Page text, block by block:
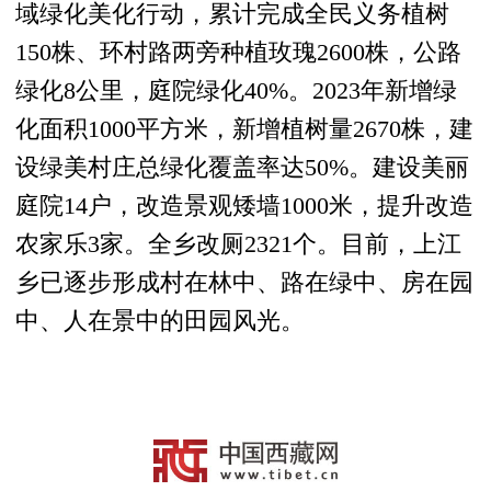
域绿化美化行动，累计完成全民义务植树
150株、环村路两旁种植玫瑰2600株，公路
绿化8公里，庭院绿化40%。2023年新增绿
化面积1000平方米，新增植树量2670株，建
设绿美村庄总绿化覆盖率达50%。建设美丽
庭院14户，改造景观矮墙1000米，提升改造
农家乐3家。全乡改厕2321个。目前，上江
乡已逐步形成村在林中、路在绿中、房在园
中、人在景中的田园风光。